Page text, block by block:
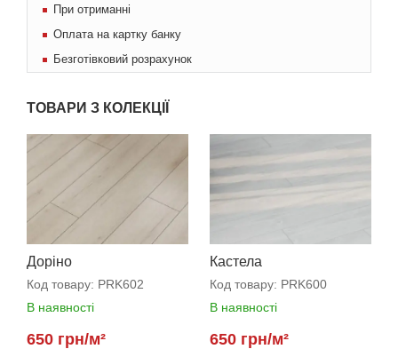
При отриманні
Оплата на картку банку
Безготівковий розрахунок
ТОВАРИ З КОЛЕКЦІЇ
Доріно
Код товару: PRK602
В наявності
650 грн/м²
Кастела
Код товару: PRK600
В наявності
650 грн/м²